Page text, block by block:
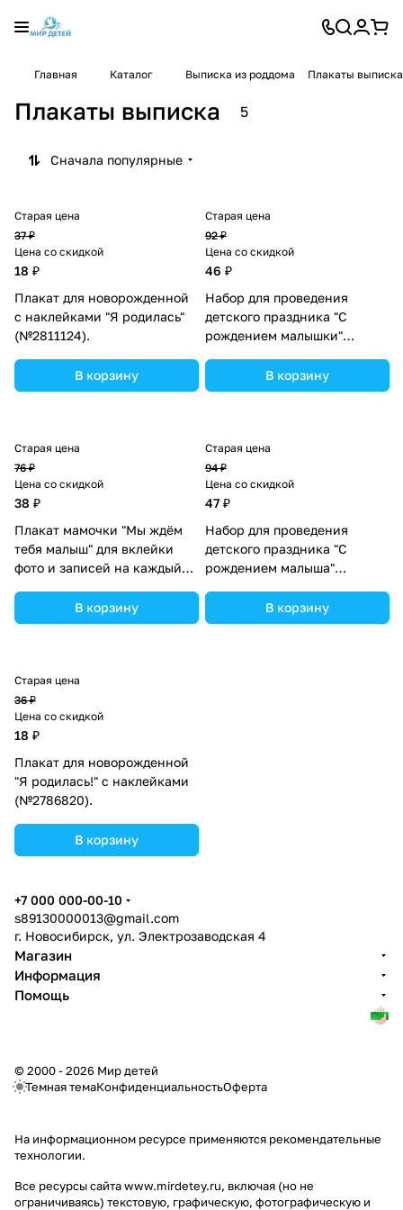
Главная Каталог Выписка из роддома Плакаты выписка
Плакаты выписка 5
Сначала популярные
Старая цена
37 ₽
Цена со скидкой
18 ₽
Плакат для новорожденной
с наклейками "Я родилась"
(№2811124).
В корзину
Старая цена
92 ₽
Цена со скидкой
46 ₽
Набор для проведения
детского праздника "С
рождением малышки"
В корзину
Старая цена
76 ₽
Цена со скидкой
38 ₽
Плакат мамочки "Мы ждём
тебя малыш" для вклейки
фото и записей на каждый
В корзину
Старая цена
94 ₽
Цена со скидкой
47 ₽
Набор для проведения
детского праздника "С
рождением малыша"
В корзину
Старая цена
36 ₽
Цена со скидкой
18 ₽
Плакат для новорожденной
"Я родилась!" с наклейками
(№2786820).
В корзину
+7 000 000-00-10
s89130000013@gmail.com
г. Новосибирск, ул. Электрозаводская 4
Магазин
Информация
Помощь
© 2000 - 2026 Мир детей
Темная темаКонфиденциальностьОферта
На информационном ресурсе применяются рекомендательные
технологии.
Все ресурсы сайта www.mirdetey.ru, включая (но не
ограничиваясь) текстовую, графическую, фотографическую и